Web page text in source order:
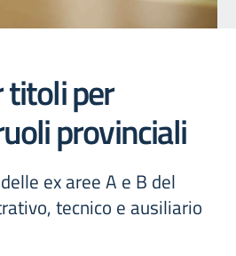
titoli per
provinciali
ex aree A e B del
tecnico e ausiliario